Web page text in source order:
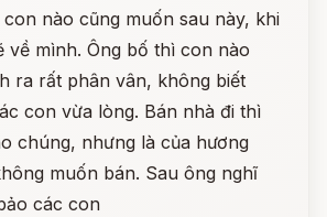
nào cũng muốn sau này, khi
về mình. Ông bố thì con nào
ra rất phân vân, không biết
con vừa lòng. Bán nhà đi thì
chúng, nhưng là của hương
muốn bán. Sau ông nghĩ
các con